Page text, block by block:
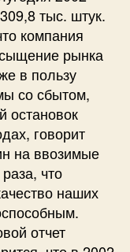
тыс. штук.
компания
рынка
в пользу
со сбытом,
остановок
говорит
на ввозимые
что
наших
отчет